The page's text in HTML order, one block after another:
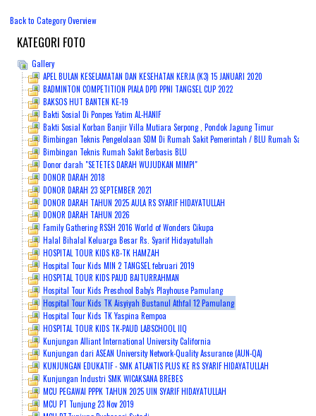
Back to Category Overview
KATEGORI FOTO
Gallery
APEL BULAN KESELAMATAN DAN KESEHATAN KERJA (K3) 15 JANUARI 2020
BADMINTON COMPETITION PIALA DPD PPNI TANGSEL CUP 2022
BAKSOS HUT BANTEN KE-19
Bakti Sosial Di Ponpes Yatim AL-HANIF
Bakti Sosial Korban Banjir Villa Mutiara Serpong , Pondok Jagung Timur
Bimbingan Teknis Pengelolaan SDM Di Rumah Sakit Pemerintah / BLU Rumah Sakit
Bimbingan Teknis Rumah Sakit Berbasis BLU
Donor darah "SETETES DARAH WUJUDKAN MIMPI"
DONOR DARAH 2018
DONOR DARAH 23 SEPTEMBER 2021
DONOR DARAH TAHUN 2025 AULA RS SYARIF HIDAYATULLAH
DONOR DARAH TAHUN 2026
Family Gathering RSSH 2016 World of Wonders Cikupa
Halal Bihalal Keluarga Besar Rs. Syarif Hidayatullah
HOSPITAL TOUR KIDS KB-TK HAMZAH
Hospital Tour Kids MIN 2 TANGSEL februari 2019
HOSPITAL TOUR KIDS PAUD BAITURRAHMAN
Hospital Tour Kids Preschool Baby's Playhouse Pamulang
Hospital Tour Kids TK Aisyiyah Bustanul Athfal 12 Pamulang
Hospital Tour Kids TK Yaspina Rempoa
HOSPITAL TOUR KIDS TK-PAUD LABSCHOOL IIQ
Kunjungan Alliant International University California
Kunjungan dari ASEAN University Network-Quality Assurance (AUN-QA)
KUNJUNGAN EDUKATIF - SMK ATLANTIS PLUS KE RS SYARIF HIDAYATULLAH
Kunjungan Industri SMK WICAKSANA BREBES
MCU PEGAWAI PPPK TAHUN 2025 UIN SYARIF HIDAYATULLAH
MCU PT Tunjung 23 Nov 2019